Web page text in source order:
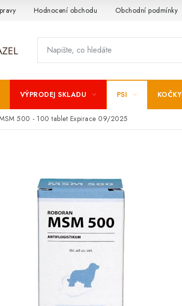
Hodnocení obchodu Obchodní podmínky
VÝPRODEJ SKLADU PSI KOČKY
500 - 100 tablet Expirace 09/2025